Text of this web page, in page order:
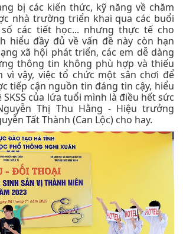
bị các kiến thức, kỹ năng về chăm
nhà trường triển khai qua các buổi
các tiết học... nhưng thực tế cho
hiểu đầy đủ về vấn đề này còn hạn
xã hội phát triển, các em dễ dàng
thông tin không phù hợp và thiếu
vì vậy, việc tổ chức một sân chơi để
tiếp cận nguồn tin đáng tin cậy, hiểu
SKSS của lứa tuổi mình là điều hết sức
Thị Thu Hằng - Hiệu trưởng
Tất Thành (Can Lộc) cho hay.